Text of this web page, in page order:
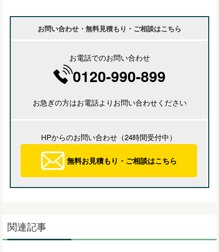
お問い合わせ・無料見積もり・ご相談はこちら
お電話でのお問い合わせ
0120-990-899
お急ぎの方はお電話よりお問い合わせください
HPからのお問い合わせ（24時間受付中）
無料お見積もり・ご相談はこちら
関連記事